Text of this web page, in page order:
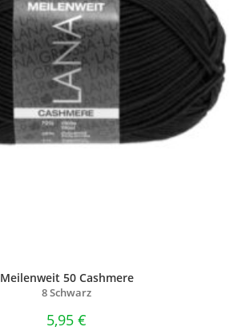
Meilenweit 50 Cashmere
8 Schwarz
5,95 €